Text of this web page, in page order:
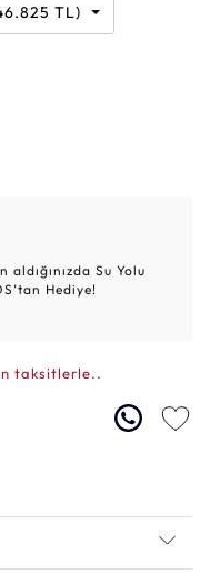
: (46.825 TL)
aldığınızda Su Yolu
Hediye!
taksitlerle..